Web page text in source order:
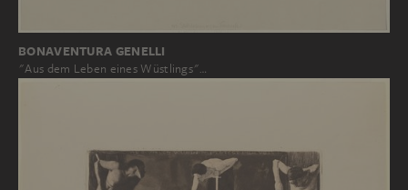
BONAVENTURA GENELLI
"Aus dem Leben eines Wüstlings"…